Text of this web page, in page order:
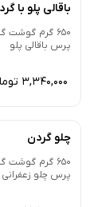
باقالی پلو با
650 گرم
پرس باقالی پلو
3,340,000 تومان
چلو گردن
650 گرم
پرس چلو زعفرانی